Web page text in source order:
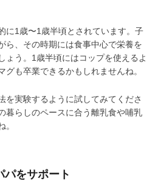
に1歳〜1歳半頃とされています。子
ら、その時期には食事中心で栄養を
ょう。1歳半頃にはコップを使えるよ
グも卒業できるかもしれませんね。
を実験するように試してみてくださ
暮らしのペースに合う離乳食や哺乳
。
パをサポート